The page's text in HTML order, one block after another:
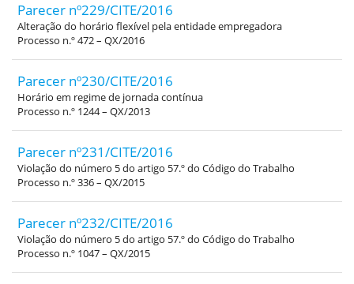
Parecer nº229/CITE/2016
Alteração do horário flexível pela entidade empregadora
Processo n.º 472 – QX/2016
Parecer nº230/CITE/2016
Horário em regime de jornada contínua
Processo n.º 1244 – QX/2013
Parecer nº231/CITE/2016
Violação do número 5 do artigo 57.º do Código do Trabalho
Processo n.º 336 – QX/2015
Parecer nº232/CITE/2016
Violação do número 5 do artigo 57.º do Código do Trabalho
Processo n.º 1047 – QX/2015